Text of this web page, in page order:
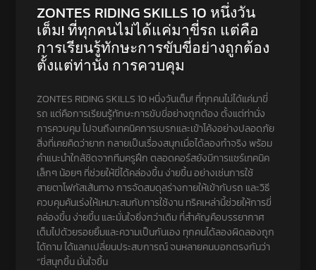
ZONTES RIDING SKILLS 10 หนึ่งวัน
เต็ม! ที่ทุกคนไม่ได้แค่มาขี่รถ แต่คือ
การเรียนรู้ทักษะการขับขี่อย่างถูกต้อง
ตั้งแต่ท่านั่ง การควบคุม
ZONTES RIDING SKILLS 10 หนึ่งวันเต็ม! ที่ทุกคนไม่ได้แค่มาขี่
รถ แต่คือการเรียนรู้ทักษะการขับขี่อย่างถูกต้อง ตั้งแต่ท่านั่ง
การควบคุม ไปจนถึงเทคนิคการเบรกและเข้าโค้งอย่างปลอดภัย
สิ่งที่เคยคิดว่ายาก กลายเป็นเรื่องสนุกเมื่อได้ลองทำจริง พร้อม
คำแนะนำใกล้ชิดจากทีมครูฝึก ตลอดคอร์สยังมีการแชร์เทคนิค
เล็กๆ น้อยๆ ที่ช่วยให้ขี่ได้คล่องขึ้น ง่ายขึ้น อย่างเช่นการใช้
สายตาโฟกัสเส้นทาง การจัดสมดุลร่างกายให้เข้ากับรถ และวิธี
ควบคุมคันเร่งให้เหมาะสมกับการใช้งาน ทริคเหล่านี้ช่วยให้การขี่
คล่องขึ้น ง่ายขึ้น และมั่นใจยิ่งกว่าเดิม ที่สำคัญคือบรรยากาศ
เต็มไปด้วยรอยยิ้มและความเป็นกันเอง ทุกคนได้ลองผิดลองถูก
ได้ถาม ได้แลกเปลี่ยนประสบการณ์ จนหลายคนบอกตรงกันว่า
“ขี่สนุกขึ้น มั่นใจขึ้น